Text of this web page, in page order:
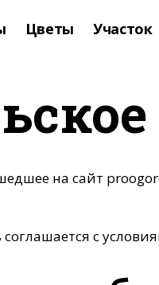
Цветы Участок
на сайт
с